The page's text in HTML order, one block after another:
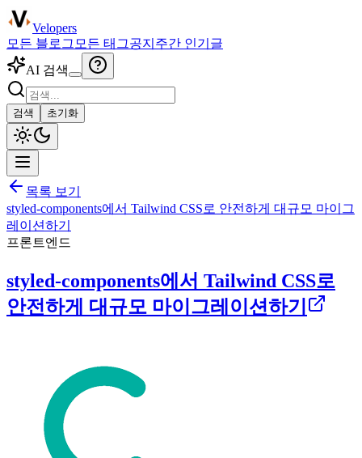
Velopers
모든 블로그 모든 태그공지 주간 인기글
AI 검색
검색 초기화
목록 보기
styled-components에서 Tailwind CSS로 안전하게 대규모 마이그
레이션하기
프론트엔드
styled-components에서 Tailwind CSS로
안전하게 대규모 마이그레이션하기